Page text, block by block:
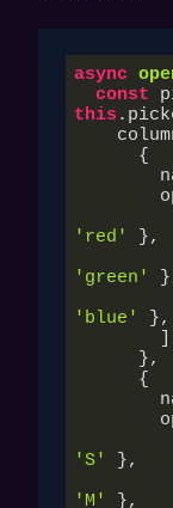
async
const
this
'red'
},
'green'
'blue'
},
'S'
},
'M'
},